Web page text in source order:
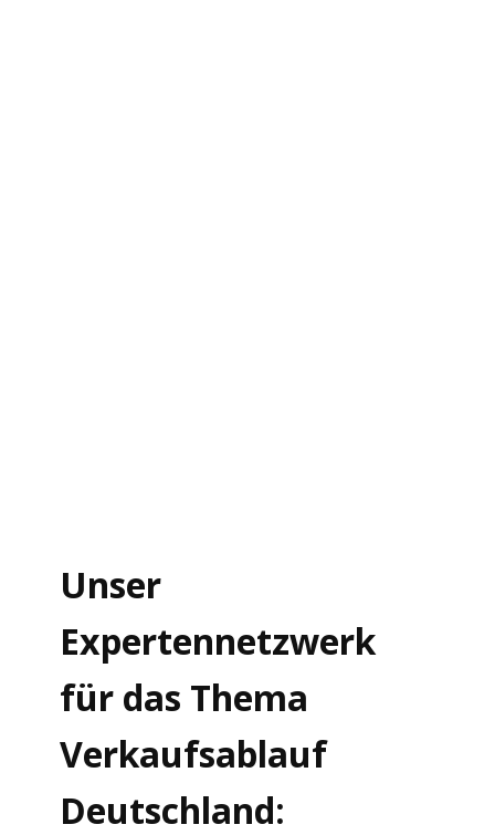
Unser
Expertennetzwerk
für das Thema
Verkaufsablauf
Deutschland: